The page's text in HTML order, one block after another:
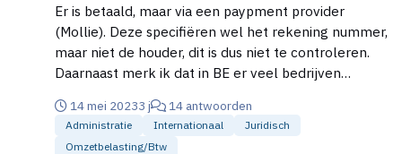
Er is betaald, maar via een paypment provider
(Mollie). Deze specifiëren wel het rekening nummer,
maar niet de houder, dit is dus niet te controleren.
Daarnaast merk ik dat in BE er veel bedrijven
geval ook: Achternaam, Voornaam (via de website
van vies gecontroleerd)
14 mei 20233 j 14 antwoorden
Administratie Internationaal
Juridisch
Omzetbelasting/btw